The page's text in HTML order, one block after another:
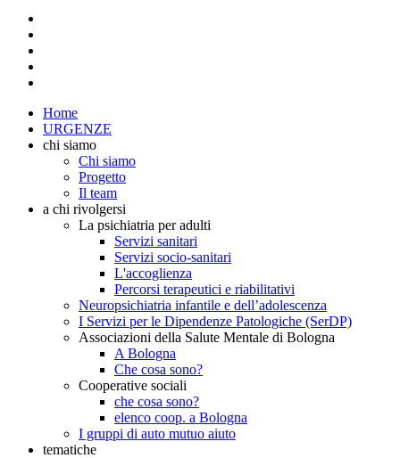
Home
URGENZE
chi siamo
Chi siamo
Progetto
Il team
a chi rivolgersi
La psichiatria per adulti
Servizi sanitari
Servizi socio-sanitari
L'accoglienza
Percorsi terapeutici e riabilitativi
Neuropsichiatria infantile e dell’adolescenza
I Servizi per le Dipendenze Patologiche (SerDP)
Associazioni della Salute Mentale di Bologna
A Bologna
Che cosa sono?
Cooperative sociali
che cosa sono?
elenco coop. a Bologna
I gruppi di auto mutuo aiuto
tematiche